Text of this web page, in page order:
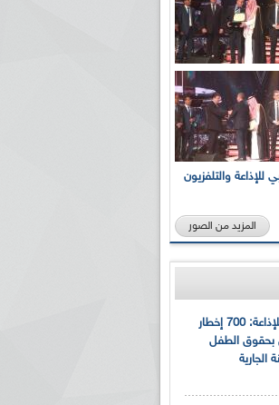
العربي للإذاعة والتلفزيون
المزيد من الصور
مريم شرفي للإذاعة: 700 إخطار
الطفل
الجارية